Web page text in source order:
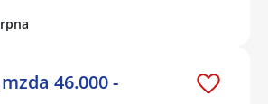
46.000 -